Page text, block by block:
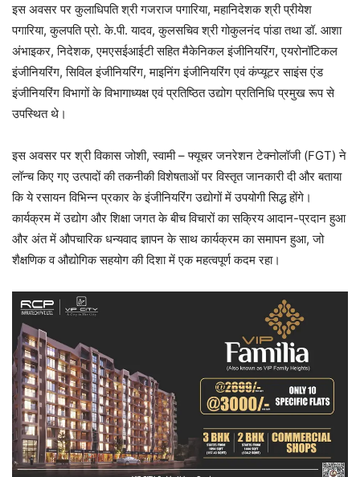
इस अवसर पर कुलाधिपति श्री गजराज पगारिया, महानिदेशक श्री प्रीयेश
पगारिया, कुलपति प्रो. के.पी. यादव, कुलसचिव श्री गोकुलनंद पांडा तथा डॉ. आशा
अंभाइकर, निदेशक, एमएसईआईटी सहित मैकेनिकल इंजीनियरिंग, एयरोनॉटिकल
इंजीनियरिंग, सिविल इंजीनियरिंग, माइनिंग इंजीनियरिंग एवं कंप्यूटर साइंस एंड
इंजीनियरिंग विभागों के विभागाध्यक्ष एवं प्रतिष्ठित उद्योग प्रतिनिधि प्रमुख रूप से
उपस्थित थे।
इस अवसर पर श्री विकास जोशी, स्वामी – फ्यूचर जनरेशन टेक्नोलॉजी (FGT) ने
लॉन्च किए गए उत्पादों की तकनीकी विशेषताओं पर विस्तृत जानकारी दी और बताया
कि ये रसायन विभिन्न प्रकार के इंजीनियरिंग उद्योगों में उपयोगी सिद्ध होंगे।
कार्यक्रम में उद्योग और शिक्षा जगत के बीच विचारों का सक्रिय आदान-प्रदान हुआ
और अंत में औपचारिक धन्यवाद ज्ञापन के साथ कार्यक्रम का समापन हुआ, जो
शैक्षणिक व औद्योगिक सहयोग की दिशा में एक महत्वपूर्ण कदम रहा।